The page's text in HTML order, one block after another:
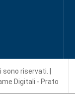
riservati. |
Digitali - Prato